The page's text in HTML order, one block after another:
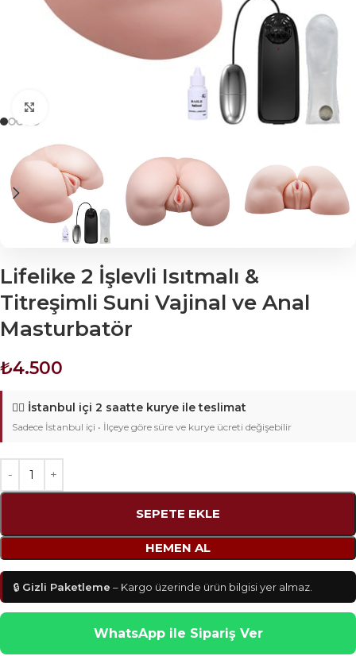
Lifelike 2 İşlevli Isıtmalı &
Titreşimli Suni Vajinal ve Anal
Masturbatör
₺4.500
🚴‍♂️ İstanbul içi 2 saatte kurye ile teslimat
Sadece İstanbul içi • İlçeye göre süre ve kurye ücreti değişebilir
SEPETE EKLE
HEMEN AL
🔒 Gizli Paketleme – Kargo üzerinde ürün bilgisi yer almaz.
WhatsApp ile Sipariş Ver